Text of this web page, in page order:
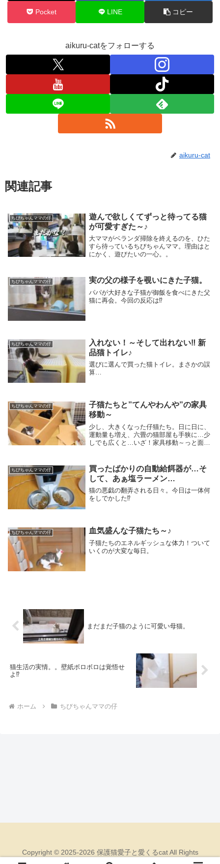
Pocket LINE コピー
aikuru-catをフォローする
aikuru-cat
関連記事
ちびちゃんママの仔
遊んで欲しくてずっと待ってる猫
が可愛すぎた～♪
大ママがベランダ掃除を終えるのを、ひた
すら待っているちびちゃんママ。理由はと
にかく、遊びたいの一心。。
ちびちゃんママの仔 実の父の様子を覗いにきた子猫。
パパが大好きな子猫が御飯を食べにきた父
猫に再会。今回の反応は⁉
ちびちゃんママの仔
入れない！～そして出れない‼ 新
品猫トイレ♪
選びに選んで買った猫トイレ。まさかの誤
算…
ちびちゃんママの仔
子猫たちと”てんやわんや”の家具
移動～
少し、大きくなった仔猫たち。日に日に、
運動量も増え、六畳の猫部屋も手狭に…少
しでも広くと…いざ！家具移動～っと面倒
ピンポン玉が出て来た～『やぁ、お久！』
と言ってる場...
ちびちゃんママの仔
買ったばかりの自動給餌器が…そ
して、あぁ塩ラーメン…
猫の悪戯の翻弄される日々。今日は一体何
をしでかした⁉
ちびちゃんママの仔 血気盛んな子猫たち～♪
子猫たちのエネルギッシュな体力！ついて
いくのが大変な毎日。
まだまだ子猫のように可愛い母猫。
猫生活の実情。。壁紙ボロボロは覚悟せ
よ⁉
ホーム ちびちゃんママの仔
Copyright © 2025-2026 保護猫愛子と愛くるcat All Rights